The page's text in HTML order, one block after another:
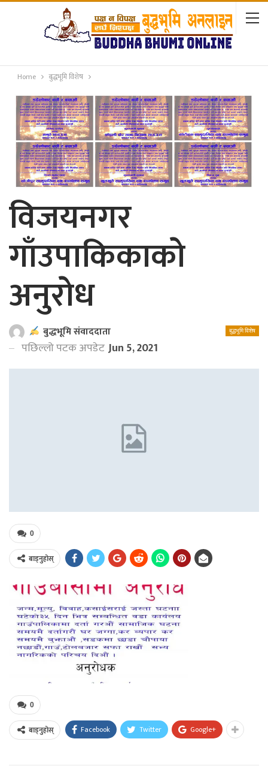
Home बुद्धभूमि विशेष
विजयनगर
गाँउपाकिकाकाे
अनुराेध
बुद्धभूमि विशेष
बुद्धभूमि संवाददाता
पछिल्लो पटक अपडेट Jun 5, 2021
0
बाड्नुहोस्
0
बाड्नुहोस् Facebook Twitter Google+